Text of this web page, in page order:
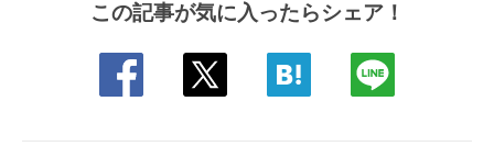
この記事が気に入ったらシェア！